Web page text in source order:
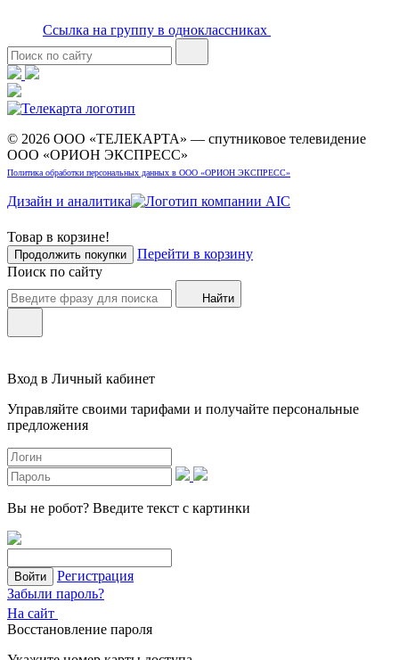
Ссылка на группу в одноклассниках
© 2026 ООО «ТЕЛЕКАРТА» — спутниковое телевидение
ООО «ОРИОН ЭКСПРЕСС»
Политика обработки персональных данных в ООО «ОРИОН ЭКСПРЕСС»
Дизайн и аналитика
Товар в корзине!
Продолжить покупки
Перейти в корзину
Поиск по сайту
Найти
Вход в Личный кабинет
Управляйте своими тарифами и получайте персональные
предложения
Вы не робот? Введите текст с картинки
Войти
Регистрация
Забыли пароль?
На сайт
Восстановление пароля